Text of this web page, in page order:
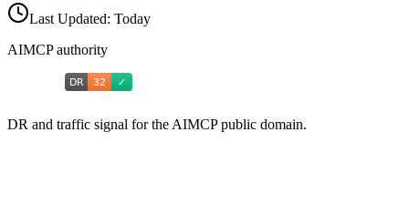
Last Updated: Today
AIMCP authority
DR and traffic signal for the AIMCP public domain.